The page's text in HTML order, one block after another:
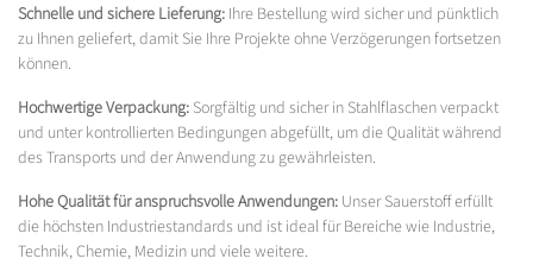
Schnelle und sichere Lieferung: Ihre Bestellung wird sicher und pünktlich
zu Ihnen geliefert, damit Sie Ihre Projekte ohne Verzögerungen fortsetzen
können.
Hochwertige Verpackung: Sorgfältig und sicher in Stahlflaschen verpackt
und unter kontrollierten Bedingungen abgefüllt, um die Qualität während
des Transports und der Anwendung zu gewährleisten.
Hohe Qualität für anspruchsvolle Anwendungen: Unser Sauerstoff erfüllt
die höchsten Industriestandards und ist ideal für Bereiche wie Industrie,
Technik, Chemie, Medizin und viele weitere.